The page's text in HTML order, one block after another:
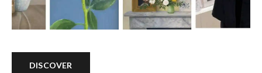
DISCOVER